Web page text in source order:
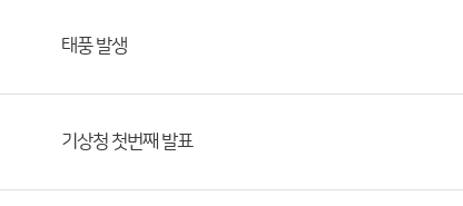
태풍 발생
기상청 첫번째 발표